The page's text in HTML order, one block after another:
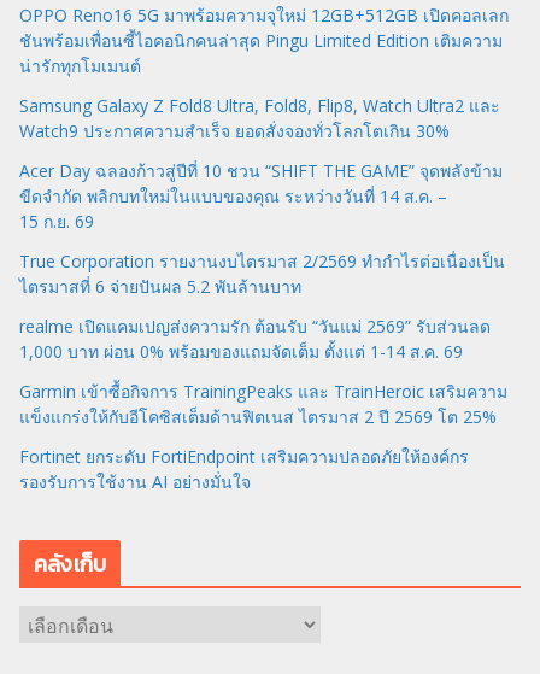
OPPO Reno16 5G มาพร้อมความจุใหม่ 12GB+512GB เปิดคอลเลก
ชันพร้อมเพื่อนซี้ไอคอนิกคนล่าสุด Pingu Limited Edition เติมความ
น่ารักทุกโมเมนต์
Samsung Galaxy Z Fold8 Ultra, Fold8, Flip8, Watch Ultra2 และ
Watch9 ประกาศความสำเร็จ ยอดสั่งจองทั่วโลกโตเกิน 30%
Acer Day ฉลองก้าวสู่ปีที่ 10 ชวน “SHIFT THE GAME” จุดพลังข้าม
ขีดจำกัด พลิกบทใหม่ในแบบของคุณ ระหว่างวันที่ 14 ส.ค. –
15 ก.ย. 69
True Corporation รายงานงบไตรมาส 2/2569 ทำกำไรต่อเนื่องเป็น
ไตรมาสที่ 6 จ่ายปันผล 5.2 พันล้านบาท
realme เปิดแคมเปญส่งความรัก ต้อนรับ “วันแม่ 2569” รับส่วนลด
1,000 บาท ผ่อน 0% พร้อมของแถมจัดเต็ม ตั้งแต่ 1-14 ส.ค. 69
Garmin เข้าซื้อกิจการ TrainingPeaks และ TrainHeroic เสริมความ
แข็งแกร่งให้กับอีโคซิสเต็มด้านฟิตเนส ไตรมาส 2 ปี 2569 โต 25%
Fortinet ยกระดับ FortiEndpoint เสริมความปลอดภัยให้องค์กร
รองรับการใช้งาน AI อย่างมั่นใจ
คลังเก็บ